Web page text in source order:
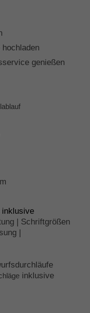
genießen
inklusive
| Schriftgrößen
|
inklusive